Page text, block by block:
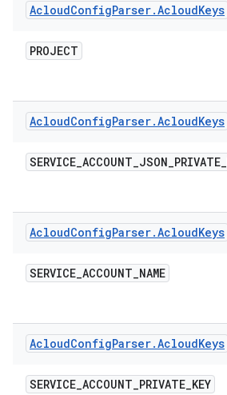
AcloudConfigParser.AcloudKeys
PROJECT
AcloudConfigParser.AcloudKeys
SERVICE_ACCOUNT_JSON_PRIVATE_
AcloudConfigParser.AcloudKeys
SERVICE_ACCOUNT_NAME
AcloudConfigParser.AcloudKeys
SERVICE_ACCOUNT_PRIVATE_KEY